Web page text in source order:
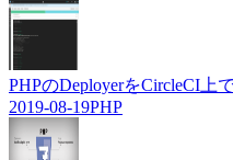
PHPのDeployerをCircleCI上
2019-08-19PHP